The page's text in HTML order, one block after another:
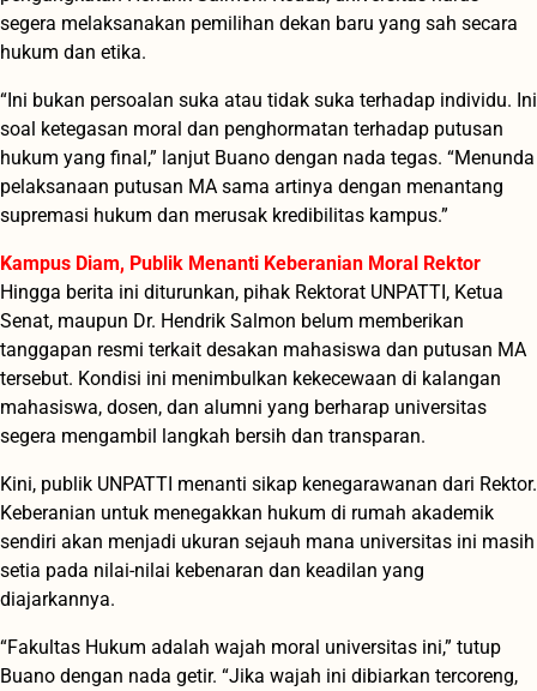
segera melaksanakan pemilihan dekan baru yang sah secara
hukum dan etika.
“Ini bukan persoalan suka atau tidak suka terhadap individu. Ini
soal ketegasan moral dan penghormatan terhadap putusan
hukum yang final,” lanjut Buano dengan nada tegas. “Menunda
pelaksanaan putusan MA sama artinya dengan menantang
supremasi hukum dan merusak kredibilitas kampus.”
Kampus Diam, Publik Menanti Keberanian Moral Rektor
Hingga berita ini diturunkan, pihak Rektorat UNPATTI, Ketua
Senat, maupun Dr. Hendrik Salmon belum memberikan
tanggapan resmi terkait desakan mahasiswa dan putusan MA
tersebut. Kondisi ini menimbulkan kekecewaan di kalangan
mahasiswa, dosen, dan alumni yang berharap universitas
segera mengambil langkah bersih dan transparan.
Kini, publik UNPATTI menanti sikap kenegarawanan dari Rektor.
Keberanian untuk menegakkan hukum di rumah akademik
sendiri akan menjadi ukuran sejauh mana universitas ini masih
setia pada nilai-nilai kebenaran dan keadilan yang
diajarkannya.
“Fakultas Hukum adalah wajah moral universitas ini,” tutup
Buano dengan nada getir. “Jika wajah ini dibiarkan tercoreng,